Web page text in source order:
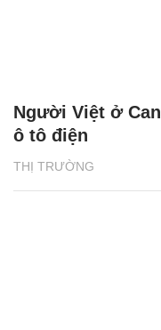
THỊ TRƯỜNG
Người Việt ở
ô tô điện